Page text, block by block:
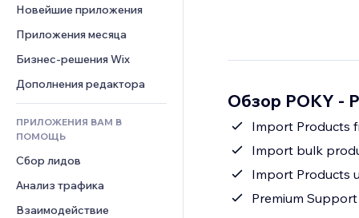
Складские услуги
Еда и напитки
PDF
Обмен файлами
Новости
Баннеры и значки
Калькуляторы
Погода
Графики и таблицы
Чат
Комментарии
Телефон
Сообщество
Отзывы и комментарии
Управление отношениями с
клиентом (CRM)
Новейшие приложения
Приложения месяца
Бизнес-решения Wix
Дополнения редактора
ПРИЛОЖЕНИЯ ВАМ В
ПОМОЩЬ
Сбор лидов
Анализ трафика
Взаимодействие
Обзор POKY -
Import Products
Import bulk
Import Products
Premium Support